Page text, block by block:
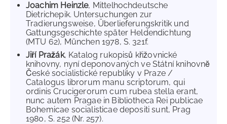
Joachim Heinzle, Mittelhochdeutsche
Dietrichepik. Untersuchungen zur
Tradierungsweise, Überlieferungskritik und
Gattungsgeschichte später Heldendichtung
(MTU 62), München 1978, S. 321f.
Jiří Pražák, Katalog rukopisů křižovnické
knihovny, nyní deponovaných ve Státní knihovnĕ
České socialistické republiky v Praze /
Catalogus librorum manu scriptorum, qui
ordinis Crucigerorum cum rubea stella erant,
nunc autem Pragae in Bibliotheca Rei publicae
Bohemicae socialisticae depositi sunt, Prag
1980, S. 252 (Nr. 257).